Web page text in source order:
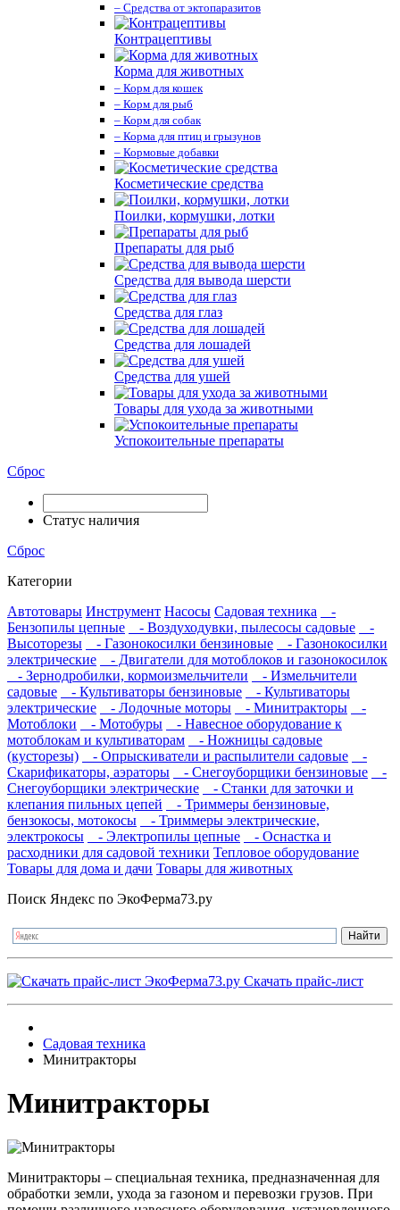
– Средства от эктопаразитов
Контрацептивы
Корма для животных
– Корм для кошек
– Корм для рыб
– Корм для собак
– Корма для птиц и грызунов
– Кормовые добавки
Косметические средства
Поилки, кормушки, лотки
Препараты для рыб
Средства для вывода шерсти
Средства для глаз
Средства для лошадей
Средства для ушей
Товары для ухода за животными
Успокоительные препараты
Сброс
Статус наличия
Сброс
Категории
Автотовары Инструмент Насосы Садовая техника
-
Бензопилы цепные
- Воздуходувки, пылесосы садовые
-
Высоторезы
- Газонокосилки бензиновые
- Газонокосилки
электрические
- Двигатели для мотоблоков и газонокосилок
- Зернодробилки, кормоизмельчители
- Измельчители
садовые
- Культиваторы бензиновые
- Культиваторы
электрические
- Лодочные моторы - Минитракторы
-
Мотоблоки
- Мотобуры
- Навесное оборудование к
мотоблокам и культиваторам
- Ножницы садовые
(кусторезы)
- Опрыскиватели и распылители садовые
-
Скарификаторы, аэраторы
- Снегоуборщики бензиновые
-
Снегоуборщики электрические
- Станки для заточки и
клепания пильных цепей
- Триммеры бензиновые,
бензокосы, мотокосы
- Триммеры электрические,
электрокосы
- Электропилы цепные
- Оснастка и
расходники для садовой техники Тепловое оборудование
Товары для дома и дачи Товары для животных
Поиск Яндекс по ЭкоФерма73.ру
Скачать прайс-лист
Садовая техника
Минитракторы
Минитракторы
Минитракторы – специальная техника, предназначенная для
обработки земли, ухода за газоном и перевозки грузов. При